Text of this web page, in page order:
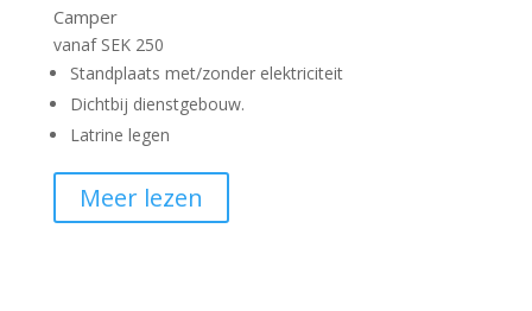
Camper
vanaf SEK 250
Standplaats met/zonder elektriciteit
Dichtbij dienstgebouw.
Latrine legen
Meer lezen